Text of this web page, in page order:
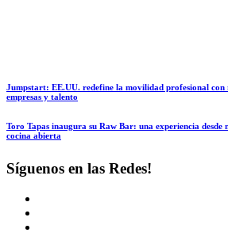
Jumpstart: EE.UU. redefine la movilidad profesional con
empresas y talento
Toro Tapas inaugura su Raw Bar: una experiencia desde
cocina abierta
Síguenos en las Redes!